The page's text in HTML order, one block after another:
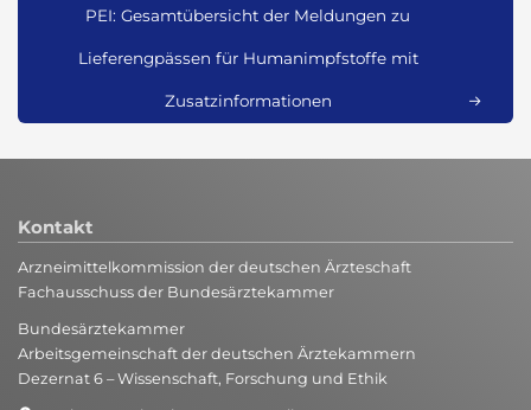
PEI: Gesamtübersicht der Meldungen zu
Lieferengpässen für Humanimpfstoffe mit
Zusatzinformationen
Kontakt
Arzneimittelkommission der deutschen Ärzteschaft
Fachausschuss der Bundesärztekammer
Bundesärztekammer
Arbeitsgemeinschaft der deutschen Ärztekammern
Dezernat 6 – Wissenschaft, Forschung und Ethik